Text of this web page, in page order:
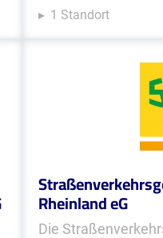
1 Standort
Rheinland eG
Die